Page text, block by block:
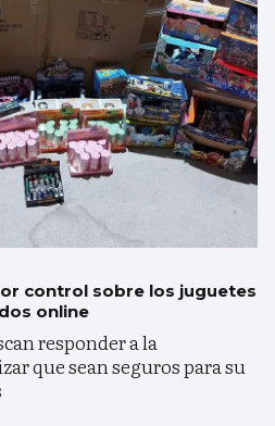
control sobre los juguetes
online
responder a la
que sean seguros para su